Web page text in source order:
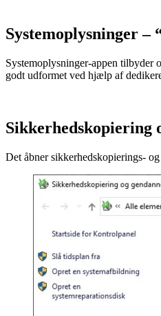
Systemoplysninger –
Systemoplysninger-appen tilbyder
godt udformet ved hjælp af
Sikkerhedskopiering
Det åbner sikkerhedskopierings-